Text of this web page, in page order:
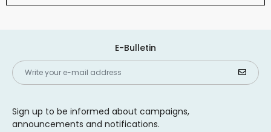
E-Bulletin
Sign up to be informed about campaigns,
announcements and notifications.